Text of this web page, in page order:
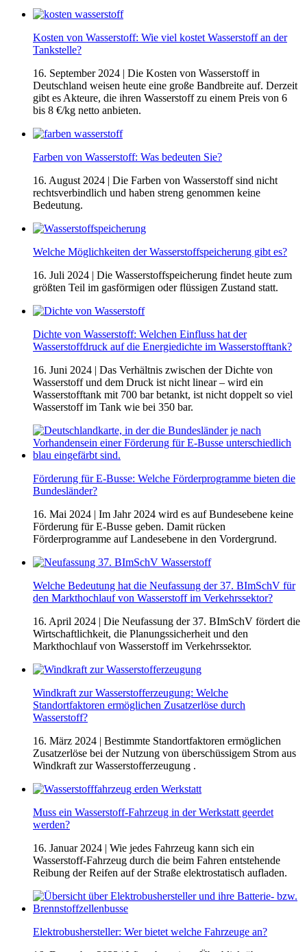
Kosten von Wasserstoff: Wie viel kostet Wasserstoff an der
Tankstelle?
16. September 2024 | Die Kosten von Wasserstoff in
Deutschland weisen heute eine große Bandbreite auf. Derzeit
gibt es Akteure, die ihren Wasserstoff zu einem Preis von 6
bis 8 €/kg netto anbieten.
Farben von Wasserstoff: Was bedeuten Sie?
16. August 2024 | Die Farben von Wasserstoff sind nicht
rechtsverbindlich und haben streng genommen keine
Bedeutung.
Welche Möglichkeiten der Wasserstoffspeicherung gibt es?
16. Juli 2024 | Die Wasserstoffspeicherung findet heute zum
größten Teil im gasförmigen oder flüssigen Zustand statt.
Dichte von Wasserstoff: Welchen Einfluss hat der
Wasserstoffdruck auf die Energiedichte im Wasserstofftank?
16. Juni 2024 | Das Verhältnis zwischen der Dichte von
Wasserstoff und dem Druck ist nicht linear – wird ein
Wasserstofftank mit 700 bar betankt, ist nicht doppelt so viel
Wasserstoff im Tank wie bei 350 bar.
Förderung für E-Busse: Welche Förderprogramme bieten die
Bundesländer?
16. Mai 2024 | Im Jahr 2024 wird es auf Bundesebene keine
Förderung für E-Busse geben. Damit rücken
Förderprogramme auf Landesebene in den Vordergrund.
Welche Bedeutung hat die Neufassung der 37. BImSchV für
den Markthochlauf von Wasserstoff im Verkehrssektor?
16. April 2024 | Die Neufassung der 37. BImSchV fördert die
Wirtschaftlichkeit, die Planungssicherheit und den
Markthochlauf von Wasserstoff im Verkehrssektor.
Windkraft zur Wasserstofferzeugung: Welche
Standortfaktoren ermöglichen Zusatzerlöse durch
Wasserstoff?
16. März 2024 | Bestimmte Standortfaktoren ermöglichen
Zusatzerlöse bei der Nutzung von überschüssigem Strom aus
Windkraft zur Wasserstofferzeugung .
Muss ein Wasserstoff-Fahrzeug in der Werkstatt geerdet
werden?
16. Januar 2024 | Wie jedes Fahrzeug kann sich ein
Wasserstoff-Fahrzeug durch die beim Fahren entstehende
Reibung der Reifen auf der Straße elektrostatisch aufladen.
Elektrobushersteller: Wer bietet welche Fahrzeuge an?